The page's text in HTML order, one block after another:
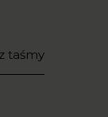
taśmy